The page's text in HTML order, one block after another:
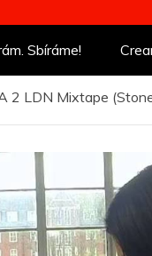
Sbíráme!
2 LDN Mixtape